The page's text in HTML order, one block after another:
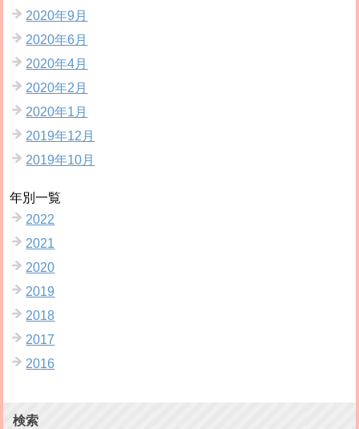
2020年9月
2020年6月
2020年4月
2020年2月
2020年1月
2019年12月
2019年10月
年別一覧
2022
2021
2020
2019
2018
2017
2016
検索